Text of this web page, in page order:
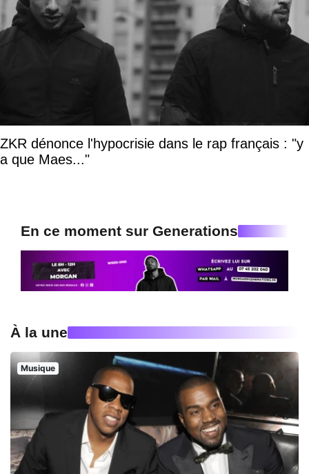
ZKR dénonce l'hypocrisie dans le rap français : "y
a que Maes..."
En ce moment sur Generations
À la une
Musique